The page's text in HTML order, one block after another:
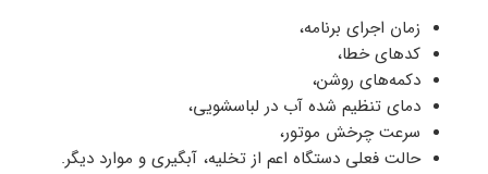
زمان اجرای برنامه،
کدهای خطا،
دکمه‌های روشن،
دمای تنظیم شده آب در لباسشویی،
سرعت چرخش موتور،
حالت فعلی دستگاه اعم از تخلیه، آبگیری و موارد دیگر.